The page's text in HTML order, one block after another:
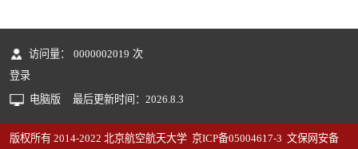
访问量： 0000002019 次
登录
电脑版
最后更新时间： 2026 8 3
版权所有 2014-2022 北京航空航天大学 京ICP备05004617-3 文保网安备